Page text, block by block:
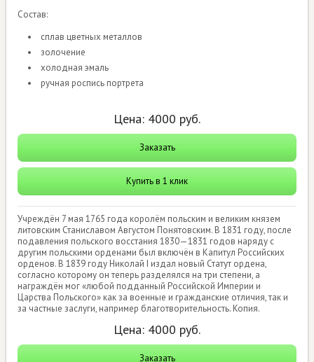
Состав:
сплав цветных металлов
золочение
холодная эмаль
ручная роспись портрета
Цена: 4000 руб.
Заказать
Купить в 1 клик
Учреждён 7 мая 1765 года королём польским и великим князем
литовским Станиславом Августом Понятовским. В 1831 году, после
подавления польского восстания 1830—1831 годов наряду с
другим польскими орденами был включён в Капитул Российских
орденов. В 1839 году Николай I издал новый Статут ордена,
согласно которому он теперь разделялся на три степени, а
награждён мог «любой подданный Российской Империи и
Царства Польского» как за военные и гражданские отличия, так и
за частные заслуги, например благотворительность. Копия.
Цена: 4000 руб.
Заказать